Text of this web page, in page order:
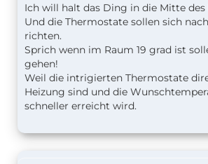
Ich will halt das Ding in die Mitte des
Und die Thermostate sollen sich
richten.
Sprich wenn im Raum 19 grad ist
gehen!
Weil die intrigierten Thermostate
Heizung sind und die
schneller erreicht wird.